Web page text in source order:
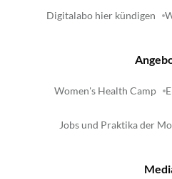
Digitalabo hier kündigen
Women's Health Camp
Jobs und Praktika der